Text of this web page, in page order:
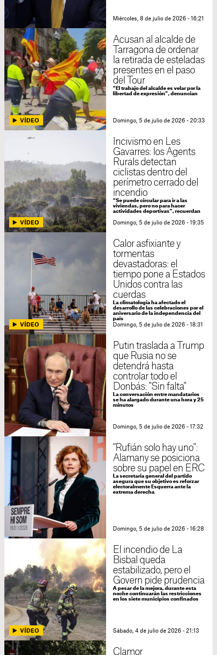
Miércoles, 8 de julio de 2026 - 16:21
Acusan al alcalde de
Tarragona de ordenar
la retirada de esteladas
presentes en el paso
del Tour
“El trabajo del alcalde es velar por la
libertad de expresión”, denuncian
Domingo, 5 de julio de 2026 - 20:33
Incivismo en Les
Gavarres: los Agents
Rurals detectan
ciclistas dentro del
perímetro cerrado del
incendio
“Se puede circular para ir a las
viviendas, pero no para hacer
actividades deportivas”, recuerdan
Domingo, 5 de julio de 2026 - 19:35
Calor asfixiante y
tormentas
devastadoras: el
tiempo pone a Estados
Unidos contra las
cuerdas
La climatología ha afectado el
desarrollo de las celebraciones por el
aniversario de la independencia del
país
Domingo, 5 de julio de 2026 - 18:31
Putin traslada a Trump
que Rusia no se
detendrá hasta
controlar todo el
Donbás: "Sin falta"
La conversación entre mandatarios
se ha alargado durante una hora y 25
minutos
Domingo, 5 de julio de 2026 - 17:32
"Rufián solo hay uno":
Alamany se posiciona
sobre su papel en ERC
La secretaria general del partido
asegura que su objetivo es reforzar
electoralmente Esquerra ante la
extrema derecha
Domingo, 5 de julio de 2026 - 16:28
El incendio de La
Bisbal queda
estabilizado, pero el
Govern pide prudencia
A pesar de la mejora, durante esta
noche continuarán las restricciones
en los siete municipios confinados
Sábado, 4 de julio de 2026 - 21:13
Clamor